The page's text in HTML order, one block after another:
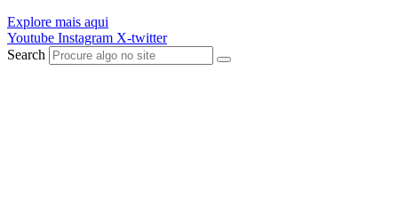
Explore mais aqui
Youtube Instagram X-twitter
Search